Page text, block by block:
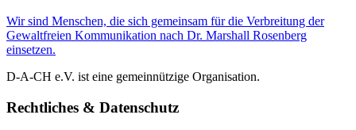
Wir sind Menschen, die sich gemeinsam für die Verbreitung der
Gewaltfreien Kommunikation nach Dr. Marshall Rosenberg
einsetzen.
D-A-CH e.V. ist eine gemeinnützige Organisation.
Rechtliches & Datenschutz